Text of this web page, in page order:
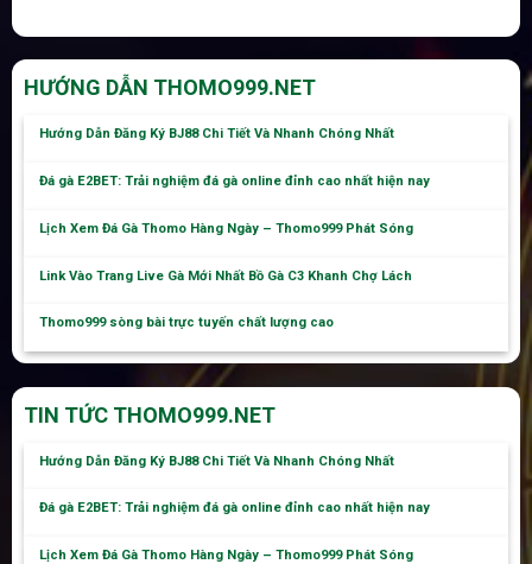
HƯỚNG DẪN THOMO999.NET
Hướng Dẫn Đăng Ký BJ88 Chi Tiết Và Nhanh Chóng Nhất
Đá gà E2BET: Trải nghiệm đá gà online đỉnh cao nhất hiện nay
Lịch Xem Đá Gà Thomo Hàng Ngày – Thomo999 Phát Sóng
Link Vào Trang Live Gà Mới Nhất Bồ Gà C3 Khanh Chợ Lách
Thomo999 sòng bài trực tuyến chất lượng cao
TIN TỨC THOMO999.NET
Hướng Dẫn Đăng Ký BJ88 Chi Tiết Và Nhanh Chóng Nhất
Đá gà E2BET: Trải nghiệm đá gà online đỉnh cao nhất hiện nay
Lịch Xem Đá Gà Thomo Hàng Ngày – Thomo999 Phát Sóng